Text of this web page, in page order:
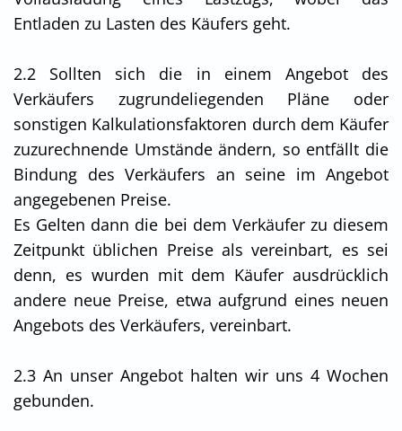
Entladen zu Lasten des Käufers geht.
2.2 Sollten sich die in einem Angebot des
Verkäufers zugrundeliegenden Pläne oder
sonstigen Kalkulationsfaktoren durch dem Käufer
zuzurechnende Umstände ändern, so entfällt die
Bindung des Verkäufers an seine im Angebot
angegebenen Preise.
Es Gelten dann die bei dem Verkäufer zu diesem
Zeitpunkt üblichen Preise als vereinbart, es sei
denn, es wurden mit dem Käufer ausdrücklich
andere neue Preise, etwa aufgrund eines neuen
Angebots des Verkäufers, vereinbart.
2.3 An unser Angebot halten wir uns 4 Wochen
gebunden.